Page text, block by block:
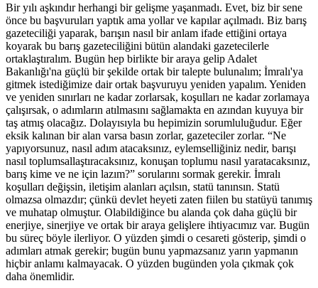
Bir yılı aşkındır herhangi bir gelişme yaşanmadı. Evet, biz bir sene
önce bu başvuruları yaptık ama yollar ve kapılar açılmadı. Biz barış
gazeteciliği yaparak, barışın nasıl bir anlam ifade ettiğini ortaya
koyarak bu barış gazeteciliğini bütün alandaki gazetecilerle
ortaklaştıralım. Bugün hep birlikte bir araya gelip Adalet
Bakanlığı'na güçlü bir şekilde ortak bir talepte bulunalım; İmralı'ya
gitmek istediğimize dair ortak başvuruyu yeniden yapalım. Yeniden
ve yeniden sınırları ne kadar zorlarsak, koşulları ne kadar zorlamaya
çalışırsak, o adımların atılmasını sağlamakta en azından kuyuya bir
taş atmış olacağız. Dolayısıyla bu hepimizin sorumluluğudur. Eğer
eksik kalınan bir alan varsa basın zorlar, gazeteciler zorlar. “Ne
yapıyorsunuz, nasıl adım atacaksınız, eylemselliğiniz nedir, barışı
nasıl toplumsallaştıracaksınız, konuşan toplumu nasıl yaratacaksınız,
barış kime ve ne için lazım?” sorularını sormak gerekir. İmralı
koşulları değişsin, iletişim alanları açılsın, statü tanınsın. Statü
olmazsa olmazdır; çünkü devlet heyeti zaten fiilen bu statüyü tanımış
ve muhatap olmuştur. Olabildiğince bu alanda çok daha güçlü bir
enerjiye, sinerjiye ve ortak bir araya gelişlere ihtiyacımız var. Bugün
bu süreç böyle ilerliyor. O yüzden şimdi o cesareti gösterip, şimdi o
adımları atmak gerekir; bugün bunu yapmazsanız yarın yapmanın
hiçbir anlamı kalmayacak. O yüzden bugünden yola çıkmak çok
daha önemlidir.